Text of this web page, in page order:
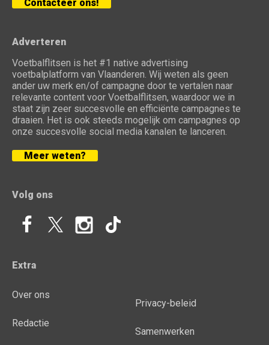
Contacteer ons!
Adverteren
Voetbalflitsen is het #1 native advertising
voetbalplatform van Vlaanderen. Wij weten als geen
ander uw merk en/of campagne door te vertalen naar
relevante content voor Voetbalflitsen, waardoor we in
staat zijn zeer succesvolle en efficiënte campagnes te
draaien. Het is ook steeds mogelijk om campagnes op
onze succesvolle social media kanalen te lanceren.
Meer weten?
Volg ons
Extra
Over ons
Redactie
Privacy-beleid
Samenwerken